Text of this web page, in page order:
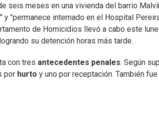
seis meses en una vivienda del barrio
"permanece internado en el Hospital
de Homicidios llevó a cabo este
su detención horas más tarde.
con tres antecedentes penales. Según
por hurto y uno por receptación. También